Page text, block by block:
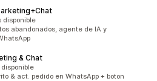
disponible
abandonados, agente de IA y
& Chat
& act. pedido en WhatsApp + boton